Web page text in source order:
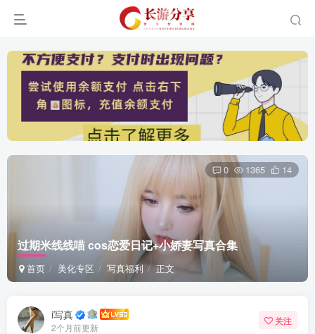
过期米线线喵 cos恋爱日记+小娇妻写真合集
首页 美化专区 写真福利 正文
0 1365 14
i写真
2个月前更新
关注